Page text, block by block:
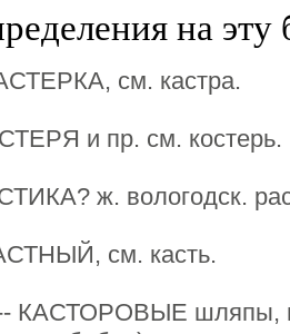
на эту
см. кастра.
и пр. см. костерь.
ж. вологодск.
см. касть.
КАСТОРОВЫЕ шляпы,